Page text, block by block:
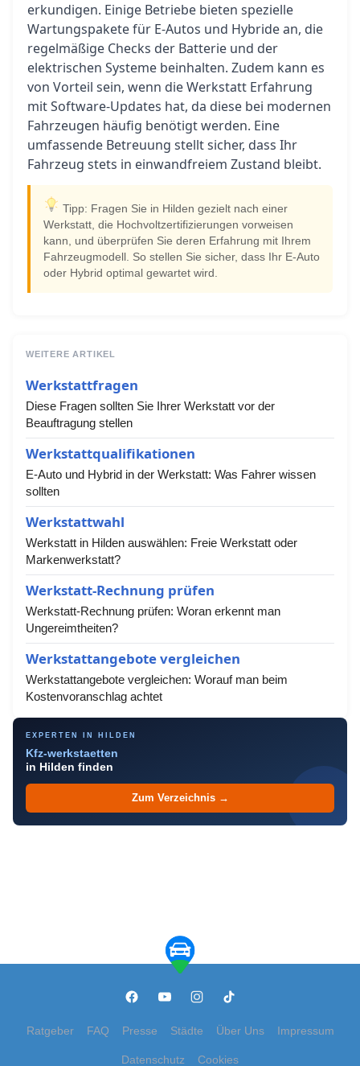
erkundigen. Einige Betriebe bieten spezielle
Wartungspakete für E-Autos und Hybride an, die
regelmäßige Checks der Batterie und der
elektrischen Systeme beinhalten. Zudem kann es
von Vorteil sein, wenn die Werkstatt Erfahrung
mit Software-Updates hat, da diese bei modernen
Fahrzeugen häufig benötigt werden. Eine
umfassende Betreuung stellt sicher, dass Ihr
Fahrzeug stets in einwandfreiem Zustand bleibt.
Tipp: Fragen Sie in Hilden gezielt nach einer
Werkstatt, die Hochvoltzertifizierungen vorweisen
kann, und überprüfen Sie deren Erfahrung mit Ihrem
Fahrzeugmodell. So stellen Sie sicher, dass Ihr E-Auto
oder Hybrid optimal gewartet wird.
WEITERE ARTIKEL
Werkstattfragen
Diese Fragen sollten Sie Ihrer Werkstatt vor der
Beauftragung stellen
Werkstattqualifikationen
E-Auto und Hybrid in der Werkstatt: Was Fahrer wissen
sollten
Werkstattwahl
Werkstatt in Hilden auswählen: Freie Werkstatt oder
Markenwerkstatt?
Werkstatt-Rechnung prüfen
Werkstatt-Rechnung prüfen: Woran erkennt man
Ungereimtheiten?
Werkstattangebote vergleichen
Werkstattangebote vergleichen: Worauf man beim
Kostenvoranschlag achtet
EXPERTEN IN HILDEN
Kfz-werkstaetten
in Hilden finden
Zum Verzeichnis →
Ratgeber FAQ Presse Städte Über Uns Impressum
Datenschutz Cookies